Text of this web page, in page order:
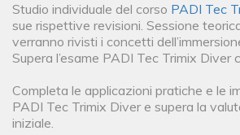
Studio individuale del corso PADI Tec
sue rispettive revisioni. Sessione
verranno rivisti i concetti
Supera l’esame PADI Tec Trimix Diver
Completa le applicazioni pratiche e le
PADI Tec Trimix Diver e supera la
iniziale.